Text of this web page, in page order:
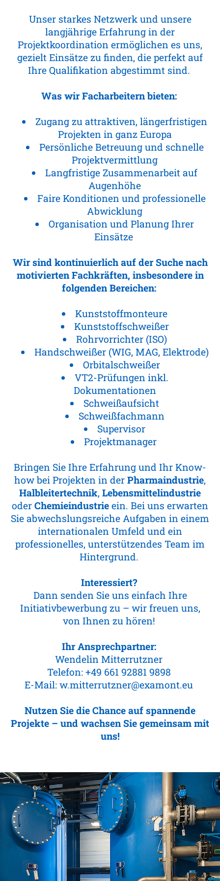
Unser starkes Netzwerk und unsere
langjährige Erfahrung in der
Projektkoordination ermöglichen es uns,
gezielt Einsätze zu finden, die perfekt auf
Ihre Qualifikation abgestimmt sind.
Was wir Facharbeitern bieten:
Zugang zu attraktiven, längerfristigen
Projekten in ganz Europa
Persönliche Betreuung und schnelle
Projektvermittlung
Langfristige Zusammenarbeit auf
Augenhöhe
Faire Konditionen und professionelle
Abwicklung
Organisation und Planung Ihrer
Einsätze
Wir sind kontinuierlich auf der Suche nach
motivierten Fachkräften, insbesondere in
folgenden Bereichen:
Kunststoffmonteure
Kunststoffschweißer
Rohrvorrichter (ISO)
Handschweißer (WIG, MAG, Elektrode)
Orbitalschweißer
VT2-Prüfungen inkl.
Dokumentationen
Schweißaufsicht
Schweißfachmann
Supervisor
Projektmanager
Bringen Sie Ihre Erfahrung und Ihr Know-
how bei Projekten in der Pharmaindustrie,
Halbleitertechnik, Lebensmittelindustrie
oder Chemieindustrie ein. Bei uns erwarten
Sie abwechslungsreiche Aufgaben in einem
internationalen Umfeld und ein
professionelles, unterstützendes Team im
Hintergrund.
Interessiert?
Dann senden Sie uns einfach Ihre
Initiativbewerbung zu – wir freuen uns,
von Ihnen zu hören!
Ihr Ansprechpartner:
Wendelin Mitterrutzner
Telefon: +49 661 92881 9898
E-Mail: w.mitterrutzner@examont.eu
Nutzen Sie die Chance auf spannende
Projekte – und wachsen Sie gemeinsam mit
uns!